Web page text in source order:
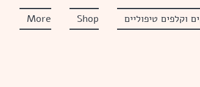
וקלפים טיפוליים Shop
More